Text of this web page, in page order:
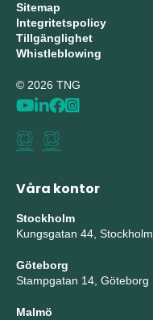
Sitemap
Integritetspolicy
Tillgänglighet
Whistleblowing
© 2026 TNG
Våra kontor
Stockholm
Kungsgatan 44, Stockholm
Göteborg
Stampgatan 14, Göteborg
Malmö